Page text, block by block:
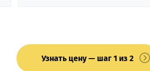
Узнать цену — шаг 1 из 2